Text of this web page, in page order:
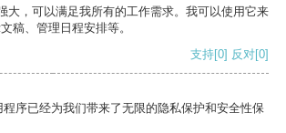
大，可以满足我所有的工作需求。我可以使用它来
稿、管理日程安排等。
支持[0] 反对[0]
序已经为我们带来了无限的隐私保护和安全性保